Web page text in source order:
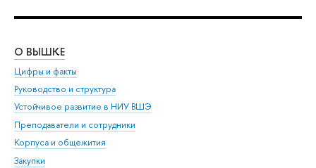
О ВЫШКЕ
Цифры и факты
Руководство и структура
Устойчивое развитие в НИУ ВШЭ
Преподаватели и сотрудники
Корпуса и общежития
Закупки